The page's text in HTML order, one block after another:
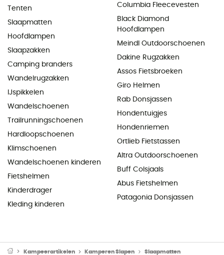
Tenten
Slaapmatten
Hoofdlampen
Slaapzakken
Camping branders
Wandelrugzakken
IJspikkelen
Wandelschoenen
Trailrunningschoenen
Hardloopschoenen
Klimschoenen
Wandelschoenen kinderen
Fietshelmen
Kinderdrager
Kleding kinderen
Columbia Fleecevesten
Black Diamond
Hoofdlampen
Meindl Outdoorschoenen
Dakine Rugzakken
Assos Fietsbroeken
Giro Helmen
Rab Donsjassen
Hondentuigjes
Hondenriemen
Ortlieb Fietstassen
Altra Outdoorschoenen
Buff Colsjaals
Abus Fietshelmen
Patagonia Donsjassen
Kampeerartikelen Kamperen Slapen Slaapmatten